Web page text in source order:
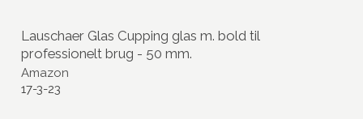
Lauschaer Glas Cupping glas m. bold til
professionelt brug - 50 mm.
Amazon
17-3-23